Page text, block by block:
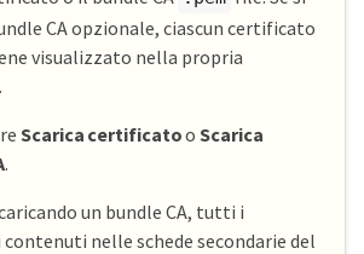
CA opzionale, ciascun certificato
visualizzato nella propria
Scarica certificatooScarica
.
un bundle CA, tutti i
nelle schede secondarie del